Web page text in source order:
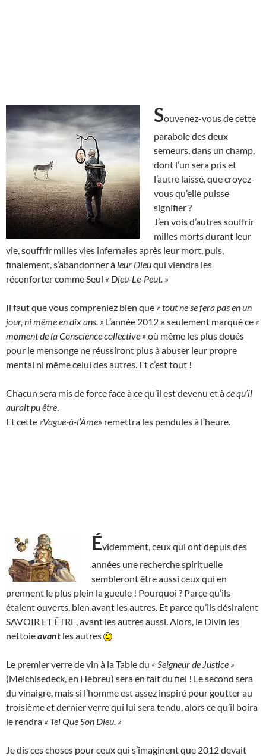
Souvenez-vous de cette
parabole des deux
semeurs, dans un champ,
dont l’un sera pris et
l’autre laissé, que croyez-
vous qu’elle puisse
signifier ?
J’en vois d’autres souffrir
milles morts durant leur
vie, souffrir milles vies infernales après leur mort, puis,
finalement, s’abandonner à leur Dieuqui viendra les
réconforter comme Seul « Dieu-Le-Peut. »
Il faut que vous compreniez bien que « tout ne se fera pas en un
jour, ni même en dix ans. » L’année 2012 a seulement marqué ce «
moment de la Conscience collective » où même les plus doués
pour le mensonge ne réussiront plus à abuser leur propre
mental ni même celui des autres. Et c’est tout !
Chacun sera mis de force face à ce qu’il est devenu et àce qu’il
aurait pu être
Et cette «Vague-à-l’Âme» remettra les pendules à l’heure.
Évidemment, ceux qui ont depuis des
années une recherche spirituelle
sembleront être aussi ceux qui en
prennent le plus plein la gueule ! Pourquoi ? Parce qu’ils
étaient ouverts, bien avant les autres. Et parce qu’ils désiraient
SAVOIR ET ÊTRE, avant les autres aussi. Alors, le Divin les
nettoieavant les autres
Le premier verre de vin à la Table du « Seigneur de Justice »
(Melchisedeck, en Hébreu) sera en fait du fiel ! Le second sera
du vinaigre, mais si l’homme est assez inspiré pour goutter au
troisième et dernier verre qui lui sera tendu, alors ce qu’il boira
le rendra « Tel Que Son Dieu. »
Je dis ces choses pour ceux qui s’imaginent que 2012 devait